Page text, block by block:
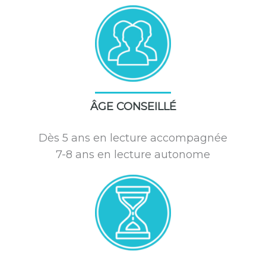
ÂGE CONSEILLÉ
Dès 5 ans en lecture accompagnée
7-8 ans en lecture autonome